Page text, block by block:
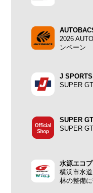
2026
ンペーン
J
SUPER
SUPER
SUPER
水源エコ
横浜市水
林の整備